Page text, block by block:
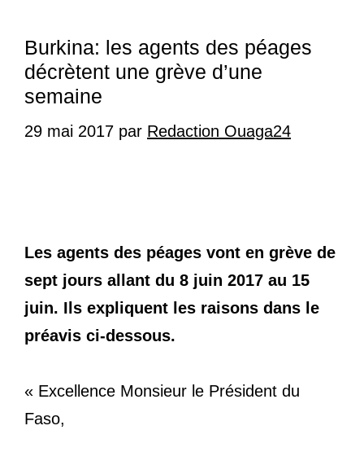
Burkina: les agents des péages
décrètent une grève d’une
semaine
29 mai 2017 par Redaction Ouaga24
Les agents des péages vont en grève de
sept jours allant du 8 juin 2017 au 15
juin. Ils expliquent les raisons dans le
préavis ci-dessous.
« Excellence Monsieur le Président du
Faso,